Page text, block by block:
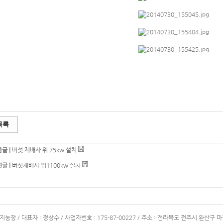
록
| 버섯 제배사 위 75kw 설치
| 버섯재배사 위1100kw 설치
농장 / 대표자 : 정상수 / 사업자번호 : 175-87-00227 / 주소 : 전라북도 전주시 완산구